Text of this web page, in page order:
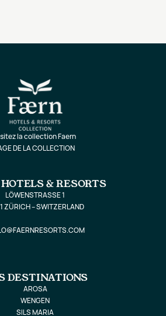
la collection Faern
DE LA COLLECTION
& RESORTS
LÖWENSTRASSE 1
ZÜRICH – SWITZERLAND
DESTINATIONS
AROSA
WENGEN
SILS MARIA